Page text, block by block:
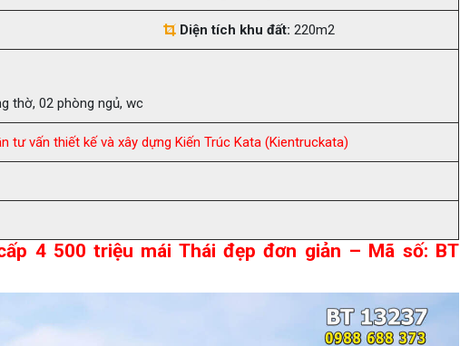
Diện tích khu đất: 220m2
thờ, 02 phòng ngủ, wc
tư vấn thiết kế và xây dựng Kiến Trúc Kata (Kientruckata)
4 500 triệu mái Thái đẹp đơn giản – Mã số: BT